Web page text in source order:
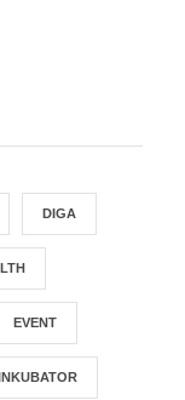
DIGA
EVENT